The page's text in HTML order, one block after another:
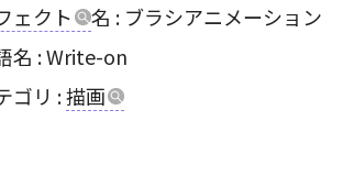
ェクト
名 : ブラシアニメーション
名 : Write-on
ゴリ :描画